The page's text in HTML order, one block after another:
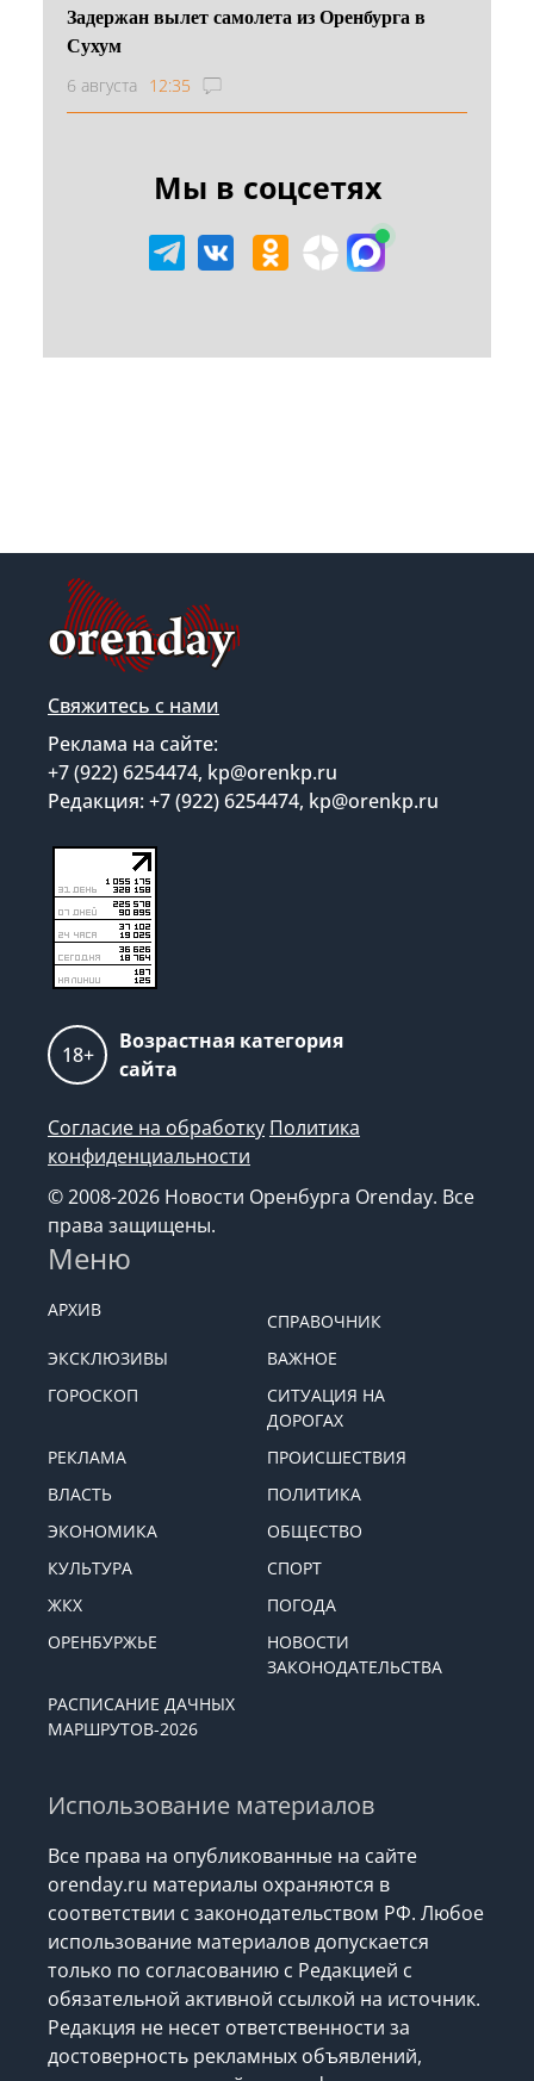
Задержан вылет самолета из Оренбурга в
Сухум
6 августа 12:35
Мы в соцсетях
Свяжитесь с нами
Реклама на сайте:
+7 (922) 6254474, kp@orenkp.ru
Редакция: +7 (922) 6254474, kp@orenkp.ru
18+
Возрастная категория
сайта
Согласие на обработку Политика
конфиденциальности
© 2008-2026 Новости Оренбурга Orenday. Все
права защищены.
Меню
АРХИВ
СПРАВОЧНИК
ЭКСКЛЮЗИВЫ
ВАЖНОЕ
ГОРОСКОП
СИТУАЦИЯ НА
ДОРОГАХ
РЕКЛАМА
ПРОИСШЕСТВИЯ
ВЛАСТЬ
ПОЛИТИКА
ЭКОНОМИКА
ОБЩЕСТВО
КУЛЬТУРА
СПОРТ
ЖКХ
ПОГОДА
ОРЕНБУРЖЬЕ
НОВОСТИ
ЗАКОНОДАТЕЛЬСТВА
РАСПИСАНИЕ ДАЧНЫХ
МАРШРУТОВ-2026
Использование материалов
Все права на опубликованные на сайте
orenday.ru материалы охраняются в
соответствии с законодательством РФ. Любое
использование материалов допускается
только по согласованию с Редакцией с
обязательной активной ссылкой на источник.
Редакция не несет ответственности за
достоверность рекламных объявлений,